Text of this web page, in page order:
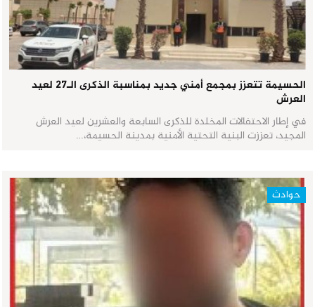
الحسيمة تتعزز بمجمع أمني جديد بمناسبة الذكرى الـ27 لعيد
العرش
في إطار الاحتفالات المخلدة للذكرى السابعة والعشرين لعيد العرش
المجيد، تعززت البنية التحتية الأمنية بمدينة الحسيمة،…
حوادث